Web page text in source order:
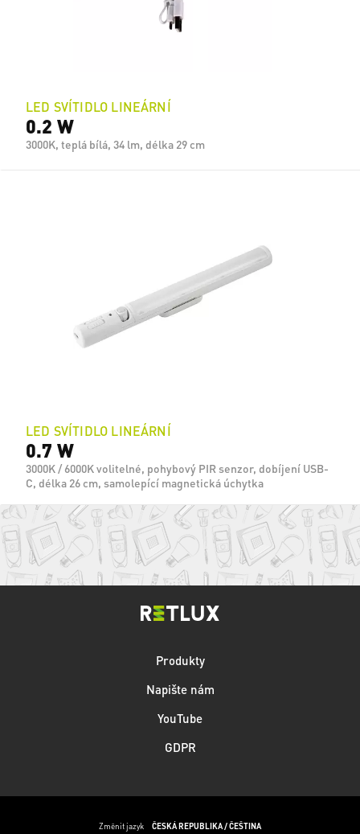
LED SVÍTIDLO LINEÁRNÍ
0.2 W
3000K, teplá bílá, 34 lm, délka 29 cm
LED SVÍTIDLO LINEÁRNÍ
0.7 W
3000K / 6000K volitelné, pohybový PIR senzor, dobíjení USB-
C, délka 26 cm, samolepící magnetická úchytka
Produkty
Napište nám
YouTube
GDPR
Změnit jazyk ČESKÁ REPUBLIKA / ČEŠTINA